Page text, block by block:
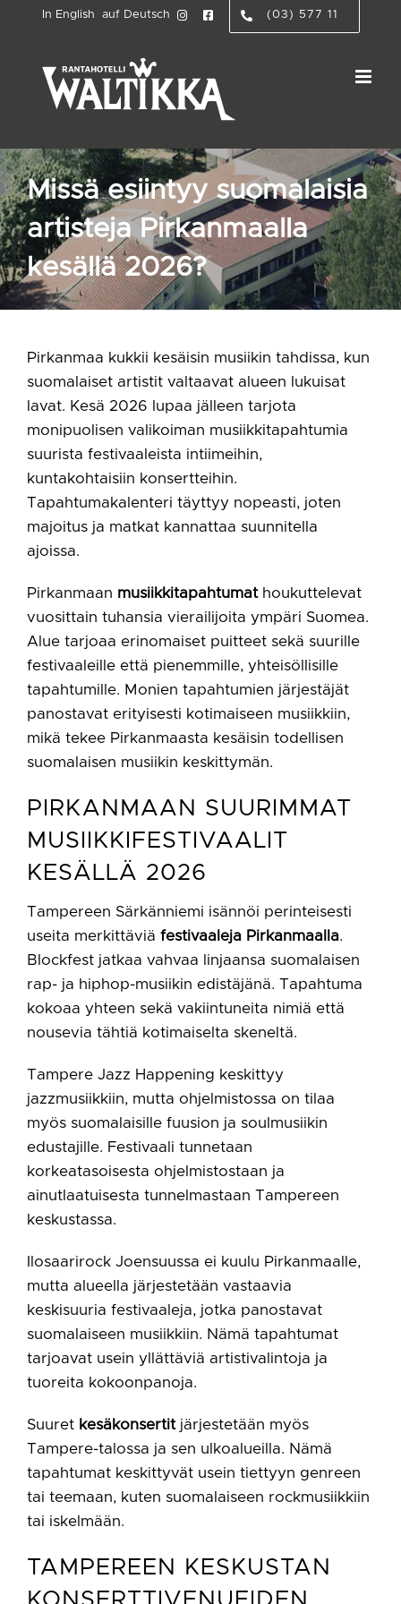
In English auf Deutsch (03) 577 11
Missä esiintyy suomalaisia
artisteja Pirkanmaalla
kesällä 2026?
Pirkanmaa kukkii kesäisin musiikin tahdissa, kun
suomalaiset artistit valtaavat alueen lukuisat
lavat. Kesä 2026 lupaa jälleen tarjota
monipuolisen valikoiman musiikkitapahtumia
suurista festivaaleista intiimeihin,
kuntakohtaisiin konsertteihin.
Tapahtumakalenteri täyttyy nopeasti, joten
majoitus ja matkat kannattaa suunnitella
ajoissa.
Pirkanmaan musiikkitapahtumathoukuttelevat
vuosittain tuhansia vierailijoita ympäri Suomea.
Alue tarjoaa erinomaiset puitteet sekä suurille
festivaaleille että pienemmille, yhteisöllisille
tapahtumille. Monien tapahtumien järjestäjät
panostavat erityisesti kotimaiseen musiikkiin,
mikä tekee Pirkanmaasta kesäisin todellisen
suomalaisen musiikin keskittymän.
PIRKANMAAN SUURIMMAT
MUSIIKKIFESTIVAALIT
KESÄLLÄ 2026
Tampereen Särkänniemi isännöi perinteisesti
useita merkittäviä festivaaleja Pirkanmaalla.
Blockfest jatkaa vahvaa linjaansa suomalaisen
rap- ja hiphop-musiikin edistäjänä. Tapahtuma
kokoaa yhteen sekä vakiintuneita nimiä että
nousevia tähtiä kotimaiselta skeneltä.
Tampere Jazz Happening keskittyy
jazzmusiikkiin, mutta ohjelmistossa on tilaa
myös suomalaisille fuusion ja soulmusiikin
edustajille. Festivaali tunnetaan
korkeatasoisesta ohjelmistostaan ja
ainutlaatuisesta tunnelmastaan Tampereen
keskustassa.
Ilosaarirock Joensuussa ei kuulu Pirkanmaalle,
mutta alueella järjestetään vastaavia
keskisuuria festivaaleja, jotka panostavat
suomalaiseen musiikkiin. Nämä tapahtumat
tarjoavat usein yllättäviä artistivalintoja ja
tuoreita kokoonpanoja.
Suuret kesäkonsertitjärjestetään myös
Tampere-talossa ja sen ulkoalueilla. Nämä
tapahtumat keskittyvät usein tiettyyn genreen
tai teemaan, kuten suomalaiseen rockmusiikkiin
tai iskelmään.
TAMPEREEN KESKUSTAN